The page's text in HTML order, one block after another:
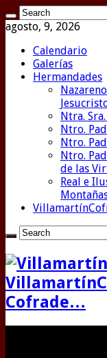
agosto, 9, 2026
Calendario
Galerías
Hermandades
Ntra.
Ntro.
Ntro.
Ntro.
de las
Real e
Cofrade…